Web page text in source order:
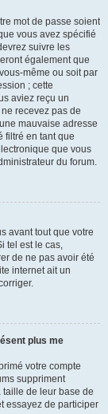
mot de passe soient
vous avez spécifié
suivre les
également que
même ou soit par
; cette
aviez reçu un
recevez pas de
mauvaise adresse
filtré en tant que
que vous
du forum.
avant tout que votre
tel est le cas,
de ne pas avoir été
internet ait un
plus me
votre compte
suppriment
de leur base de
essayez de participer